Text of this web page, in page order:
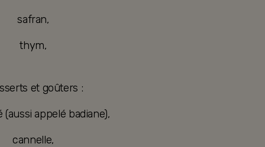
safran,
thym,
et goûters :
(aussi appelé badiane),
cannelle,